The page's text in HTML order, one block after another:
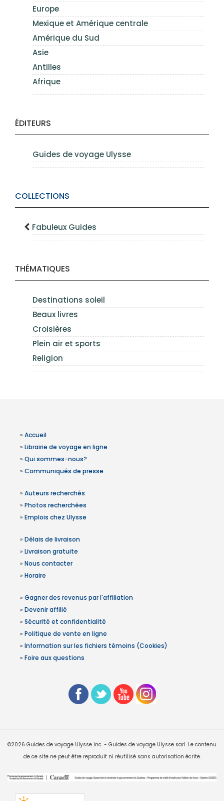
Europe
Mexique et Amérique centrale
Amérique du Sud
Asie
Antilles
Afrique
ÉDITEURS
Guides de voyage Ulysse
COLLECTIONS
Fabuleux Guides
THÉMATIQUES
Destinations soleil
Beaux livres
Croisières
Plein air et sports
Religion
» Accueil
» Librairie de voyage en ligne
» Qui sommes-nous?
» Communiqués de presse
» Auteurs recherchés
» Photos recherchées
» Emplois chez Ulysse
» Délais de livraison
» Livraison gratuite
» Nous contacter
» Horaire
» Gagner des revenus par l'affiliation
» Devenir affilié
» Sécurité et confidentialité
» Politique de vente en ligne
» Information sur les fichiers témoins (Cookies)
» Foire aux questions
©2026 Guides de voyage Ulysse inc. - Guides de voyage Ulysse sarl. Le contenu
de ce site ne peut être reproduit ni réutilisé sans autorisation écrite.